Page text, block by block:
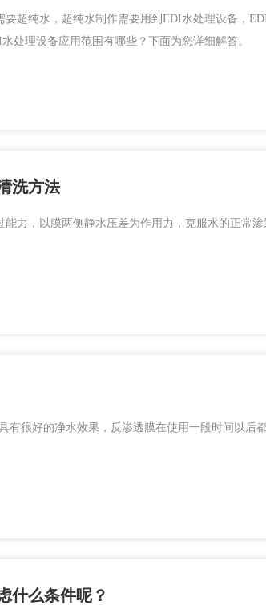
超纯水，超纯水制作需要用到EDI水处理设备，
处理设备应用范围有哪些？下面为您详细解答。
洗方法
力，以膜两侧静水压差为作用力，克服水的正常
有很好的净水效果，反渗透膜在使用一段时间以后
什么条件呢？